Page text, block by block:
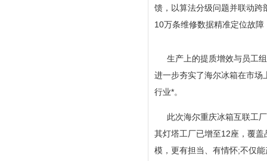
馈，以算法分级问题并联动跨
10万条维修数据精准定位故
生产上的提质增效与员工
进一步夯实了海尔冰箱在市
行业*。
此次海尔重庆冰箱互联工
其灯塔工厂已增至12座，覆盖
模，更有担当、有情怀;不仅